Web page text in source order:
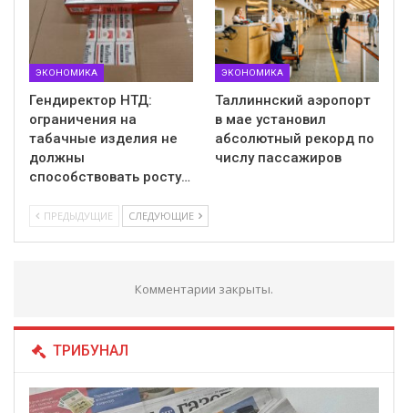
ЭКОНОМИКА
Гендиректор НТД:
ограничения на
табачные изделия не
должны
способствовать росту…
ЭКОНОМИКА
Таллиннский аэропорт
в мае установил
абсолютный рекорд по
числу пассажиров
ПРЕДЫДУЩИЕ СЛЕДУЮЩИЕ
Комментарии закрыты.
ТРИБУНАЛ